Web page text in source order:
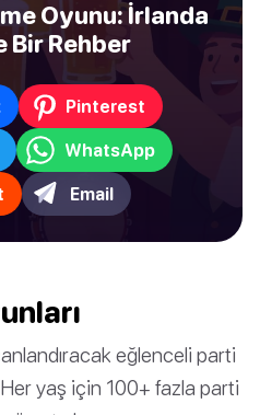
Oyunu: İrlanda
Bir Rehber
Pinterest
WhatsApp
Email
eğlenceli parti
Her yaş için 100+ fazla parti